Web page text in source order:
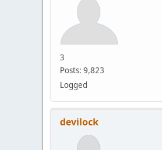
3
Posts: 9,823
Logged
devilock